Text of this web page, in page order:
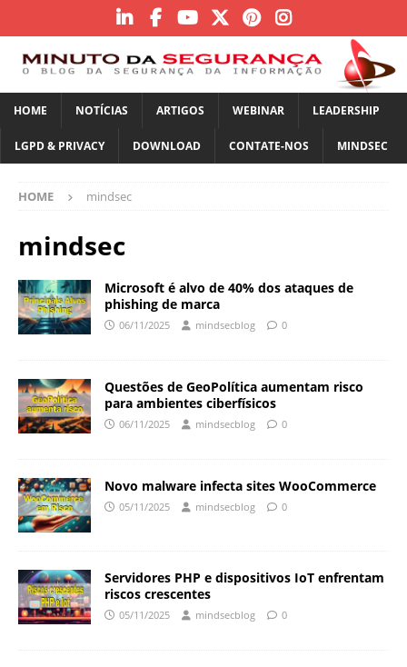
HOME NOTÍCIAS ARTIGOS WEBINAR LEADERSHIP
LGPD & PRIVACY DOWNLOAD CONTATE-NOS MINDSEC
HOME mindsec
mindsec
Microsoft é alvo de 40% dos ataques de
phishing de marca
06/11/2025 mindsecblog 0
Questões de GeoPolítica aumentam risco
para ambientes ciberfísicos
06/11/2025 mindsecblog 0
Novo malware infecta sites WooCommerce
05/11/2025 mindsecblog 0
Servidores PHP e dispositivos IoT enfrentam
riscos crescentes
05/11/2025 mindsecblog 0